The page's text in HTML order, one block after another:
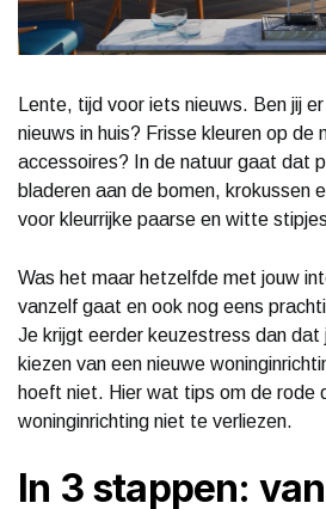
Lente, tijd voor iets nieuws. Ben jij
nieuws in huis? Frisse kleuren op de
accessoires? In de natuur gaat dat
bladeren aan de bomen, krokussen
voor kleurrijke paarse en witte
Was het maar hetzelfde met jouw
vanzelf gaat en ook nog eens
Je krijgt eerder keuzestress dan dat
kiezen van een nieuwe
hoeft niet. Hier wat tips om de rode
woninginrichting niet te verliezen.
In 3 stappen: